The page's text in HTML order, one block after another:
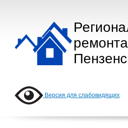
Версия для слабовидящих